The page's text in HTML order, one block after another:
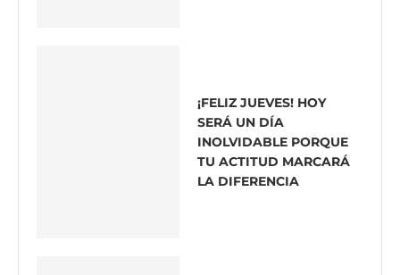
¡FELIZ JUEVES! HOY
SERÁ UN DÍA
INOLVIDABLE PORQUE
TU ACTITUD MARCARÁ
LA DIFERENCIA